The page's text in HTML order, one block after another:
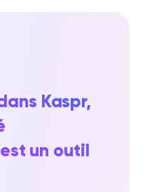
Kaspr,
un outil